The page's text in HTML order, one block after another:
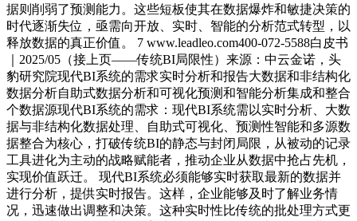
据则削弱了预测能力。这些短板使其在数据爆炸和敏捷决策的
时代逐渐失位，亟需向开放、实时、智能的分析范式转型，以
释放数据的真正价值。 7 www.leadleo.com400-072-5588白皮书
｜2025/05（接上页——传统BI局限性）来源：中云金诺，头
豹研究院现代BI系统的需求实时分析和报告大数据和非结构化
数据分析自助式数据分析和可视化预测和智能分析集成和整合
个数据源现代BI系统的需求：现代BI系统需以实时分析、大数
据与非结构化数据处理、自助式可视化、预测性智能和多源数
据整合为核心，打破传统BI的静态与封闭局限，从被动的记录
工具进化为主动的战略赋能者，推动企业从数据中抢占先机，
实现价值跃迁。 现代BI系统必须能够实时获取最新的数据并
进行分析，提供实时报告。这样，企业能够及时了解业务情
况，迅速做出调整和决策。这种实时性比传统的批处理方式更